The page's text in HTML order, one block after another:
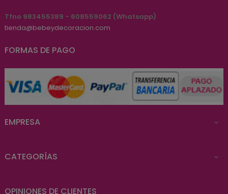
Tfno 983455389 - 608559062 (Whatsapp)
tienda@bebeydecoracion.com
FORMAS DE PAGO
EMPRESA 
CATEGORÍAS 
OPINIONES DE CLIENTES